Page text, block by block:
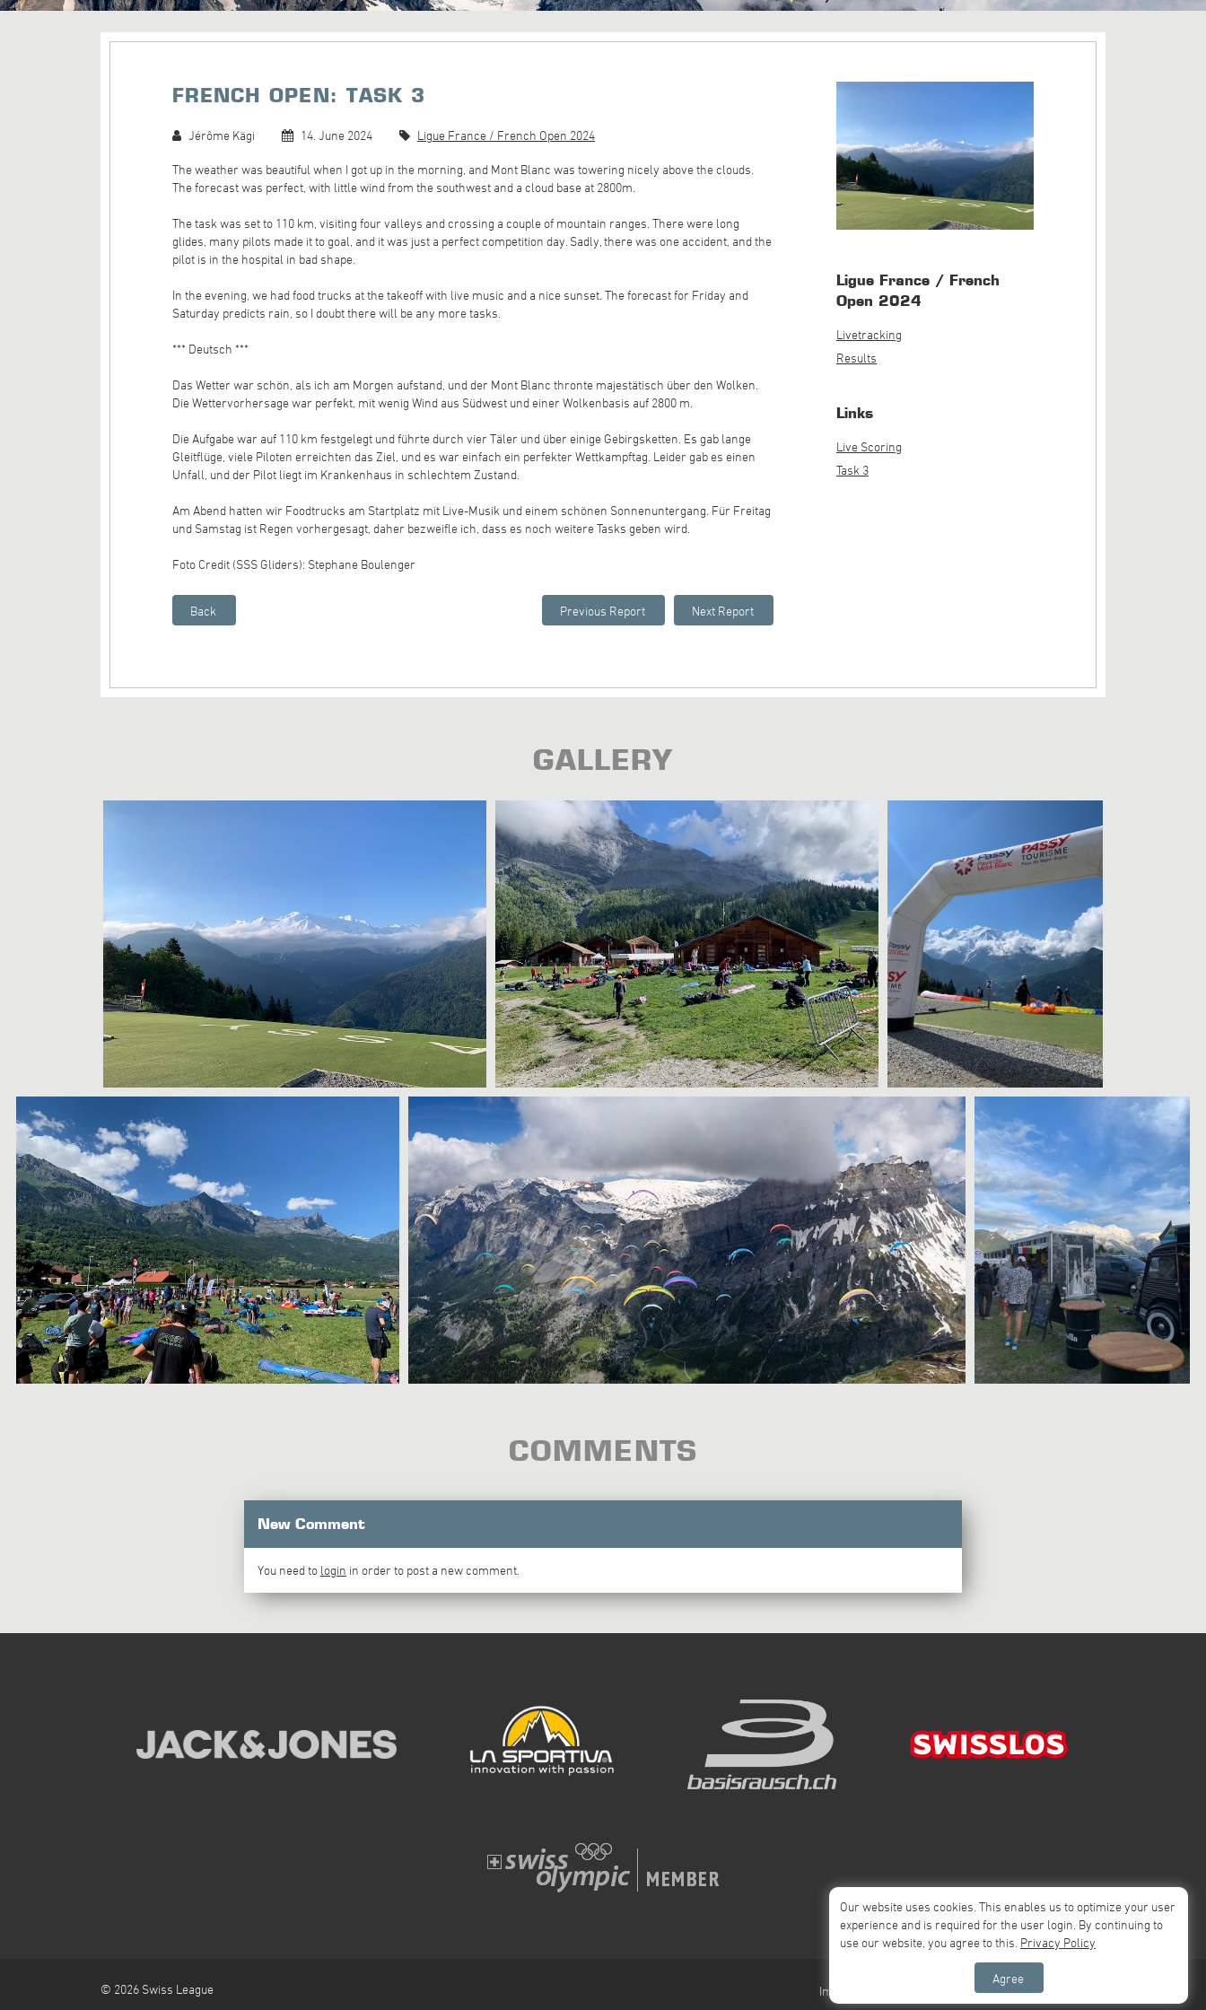
FRENCH OPEN: TASK 3
Jérôme Kägi 14. June 2024 Ligue France / French Open 2024
The weather was beautiful when I got up in the morning, and Mont Blanc was towering nicely above the clouds.
The forecast was perfect, with little wind from the southwest and a cloud base at 2800m.
The task was set to 110 km, visiting four valleys and crossing a couple of mountain ranges. There were long
glides, many pilots made it to goal, and it was just a perfect competition day. Sadly, there was one accident, and the
pilot is in the hospital in bad shape.
In the evening, we had food trucks at the takeoff with live music and a nice sunset. The forecast for Friday and
Saturday predicts rain, so I doubt there will be any more tasks.
*** Deutsch ***
Das Wetter war schön, als ich am Morgen aufstand, und der Mont Blanc thronte majestätisch über den Wolken.
Die Wettervorhersage war perfekt, mit wenig Wind aus Südwest und einer Wolkenbasis auf 2800 m.
Die Aufgabe war auf 110 km festgelegt und führte durch vier Täler und über einige Gebirgsketten. Es gab lange
Gleitflüge, viele Piloten erreichten das Ziel, und es war einfach ein perfekter Wettkampftag. Leider gab es einen
Unfall, und der Pilot liegt im Krankenhaus in schlechtem Zustand.
Am Abend hatten wir Foodtrucks am Startplatz mit Live-Musik und einem schönen Sonnenuntergang. Für Freitag
und Samstag ist Regen vorhergesagt, daher bezweifle ich, dass es noch weitere Tasks geben wird.
Foto Credit (SSS Gliders): Stephane Boulenger
Ligue France / French
Open 2024
Livetracking
Results
Links
Live Scoring
Task 3
GALLERY
COMMENTS
New Comment
You need to login in order to post a new comment.
© 2026 Swiss League Impressum Privacy Policy AGB
Our website uses cookies. This enables us to optimize your user
experience and is required for the user login. By continuing to
use our website, you agree to this. Privacy Policy
Agree